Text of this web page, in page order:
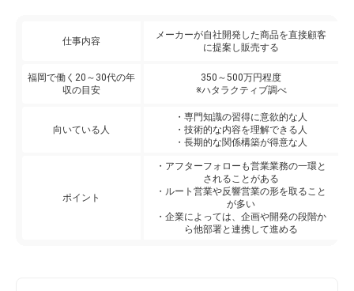
仕事内容
メーカーが自社開発した商品を直接顧客
に提案し販売する
福岡で働く20～30代の年
収の目安
350～500万円程度
※ハタラクティブ調べ
向いている人
・専門知識の習得に意欲的な人
・技術的な内容を理解できる人
・長期的な関係構築が得意な人
ポイント
・アフターフォローも営業業務の一環と
されることがある
・ルート営業や反響営業の形を取ること
が多い
・企業によっては、企画や開発の段階か
ら他部署と連携して進める